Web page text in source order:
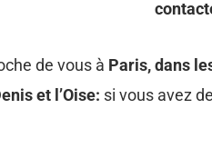
de vous à Paris, dans
et l’Oise: si vous avez